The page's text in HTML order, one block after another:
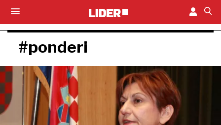
#ponderi